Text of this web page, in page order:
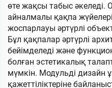
өте жақсы табыс әкеледі.
айналмалы қақпа
жоспарлауы әртүрлі
Бұл қақпалар әртүрлі
бейімделеді және
болған эстетикалық
мүмкін. Модульді дизайн
қажеттіліктеріне